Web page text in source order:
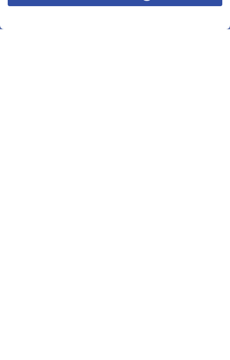
© VBL 2026